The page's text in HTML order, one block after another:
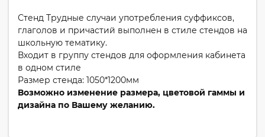
Стенд Трудные случаи употребления суффиксов,
глаголов и причастий выполнен в стиле стендов на
школьную тематику.
Входит в группу стендов для оформления кабинета
в одном стиле
Размер стенда: 1050*1200мм
Возможно изменение размера, цветовой гаммы и
дизайна по Вашему желанию.